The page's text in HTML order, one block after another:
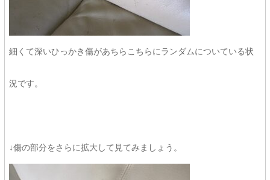
細くて深いひっかき傷があちらこちらにランダムについている状
況です。
↓傷の部分をさらに拡大して見てみましょう。